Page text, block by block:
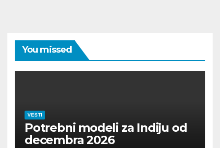
You missed
VESTI
Potrebni modeli za Indiju od
decembra 2026